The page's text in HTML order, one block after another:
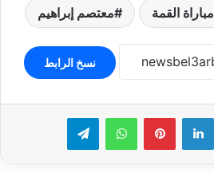
مباراة القمة معتصم إبراهيم
نسخ الرابط
لينكدإن بينتيريستواتساب تيلقرام